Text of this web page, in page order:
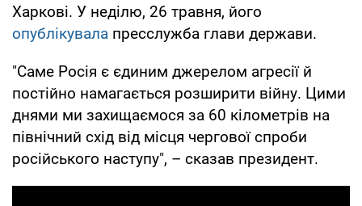
Харкові. У неділю, 26 травня, його
опублікувала пресслужба глави держави.
"Саме Росія є єдиним джерелом агресії й
постійно намагається розширити війну. Цими
днями ми захищаємося за 60 кілометрів на
північний схід від місця чергової спроби
російського наступу", – сказав президент.